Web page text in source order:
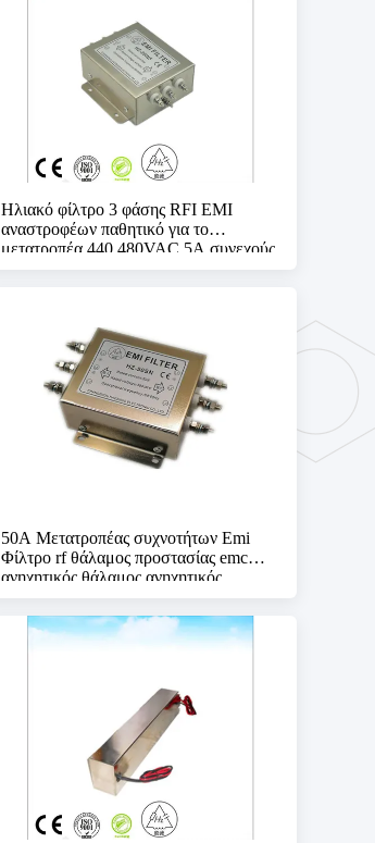
Ηλιακό φίλτρο 3 φάσης RFI EMI
αναστροφέων παθητικό για το
μετατροπέα 440 480VAC 5A συνεχούς
συνεχούς ρεύματος
50A Μετατροπέας συχνοτήτων Emi
Φίλτρο rf θάλαμος προστασίας emc
ανηχητικός θάλαμος ανηχητικός
θάλαμος